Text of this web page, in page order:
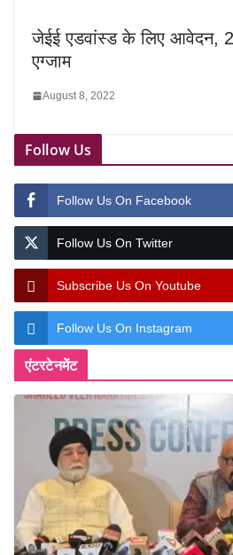
जेईई एडवांस्ड के लिए आवेदन,
एग्जाम
August 8, 2022
Follow Us
Follow Us On Facebook
Follow Us On Twitter
Subscribe Us On Youtube
Follow Us On Instagram
एंटरटेनमेंट